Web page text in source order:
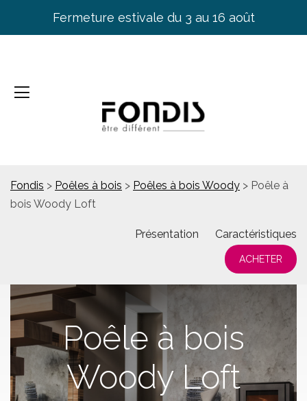
Fermeture estivale du 3 au 16 août
Fondis > Poêles à bois > Poêles à bois Woody > Poêle à
bois Woody Loft
Présentation Caractéristiques
ACHETER
Poêle à bois
Woody Loft